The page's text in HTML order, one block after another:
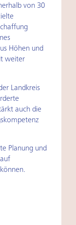
von 30
Höhen und
weiter
Landkreis
auch die
Planung und